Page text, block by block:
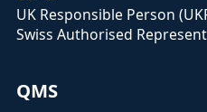
UK Responsible Person
Swiss Authorised
QMS